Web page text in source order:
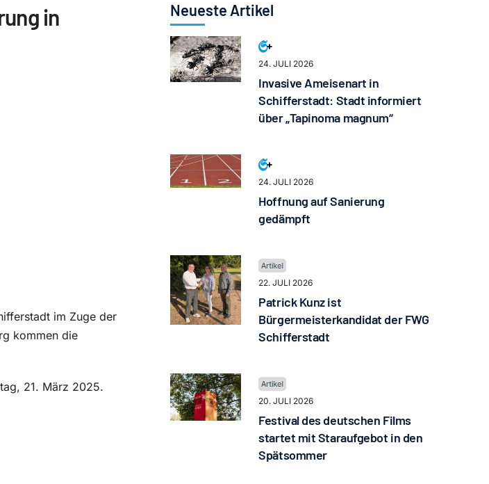
in
im Zuge der
kommen die
21. März 2025.
Neueste Artikel
24. JULI 2026
Invasive Ameisenart in
Schifferstadt: Stadt informiert
über „Tapinoma magnum“
24. JULI 2026
Hoffnung auf Sanierung
gedämpft
22. JULI 2026
Patrick Kunz ist
Bürgermeisterkandidat der FWG
Schifferstadt
20. JULI 2026
Festival des deutschen Films
startet mit Staraufgebot in den
Spätsommer